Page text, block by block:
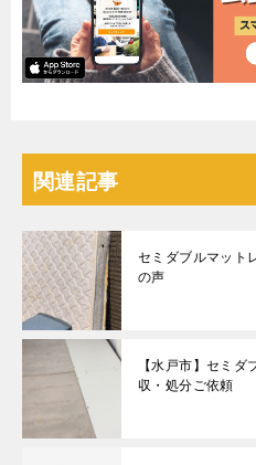
関連記事
セミダブルマット
の声
【水戸市】セミ
収・処分ご依頼